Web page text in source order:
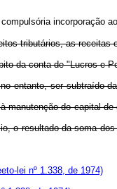
incorporação ao
tributários, as
da conta de "Lucros e
ser subtraído da
do capital
resultado da soma
lei nº 1.338, de 1974)